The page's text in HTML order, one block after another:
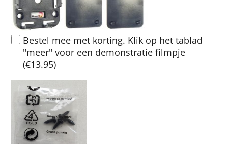
Bestel mee met korting. Klik op het tablad
"meer" voor een demonstratie filmpje
(€13.95)